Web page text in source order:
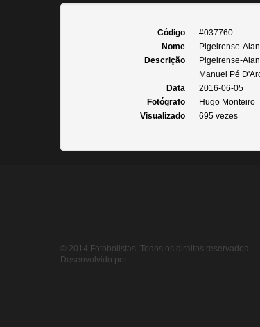
Código
#037760
Nome
Pigeirense-
Descrição
Pigeirense-
Manuel Pé
Data
2016-06-05
Fotógrafo
Hugo Monteiro
Visualizado
695 vezes
© 2014 Fotobolistas. Todos os direitos reservados.
Desenvolvido por